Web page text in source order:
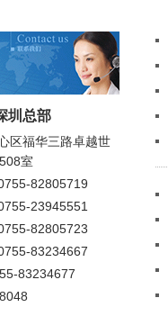
圳总部
区福华三路卓越世
室
82805719
23945551
82805723
83234667
83234677